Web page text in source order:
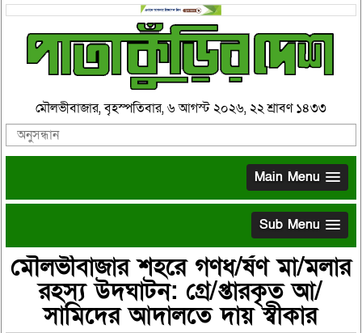
মৌলভীবাজার, বৃহস্পতিবার, ৬ আগস্ট ২০২৬, ২২ শ্রাবণ ১৪৩৩
Main Menu
Sub Menu
মৌলভীবাজার শহরে গণধ/র্ষণ মা/মলার
রহস্য উদঘাটন: গ্রে/প্তারকৃত আ/
সামিদের আদালতে দায় স্বীকার